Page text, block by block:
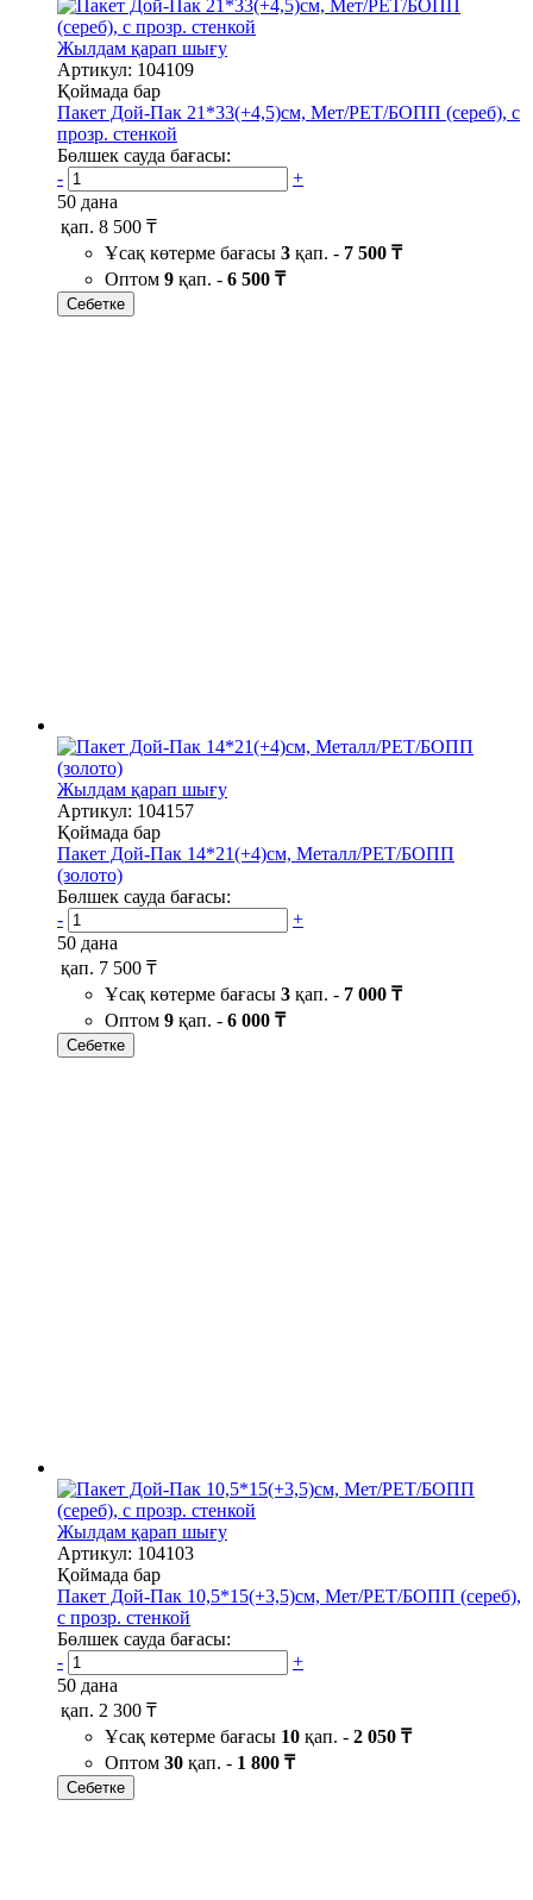
Жылдам қарап шығу
Артикул: 104109
Қоймада бар
Пакет Дой-Пак 21*33(+4,5)см, Мет/PET/БОПП (сереб), с
прозр. стенкой
Бөлшек сауда бағасы:
-
+
50 дана
қап. 8 500 ₸
Ұсақ көтерме бағасы 3 қап. - 7 500 ₸
Оптом 9 қап. - 6 500 ₸
Себетке
Жылдам қарап шығу
Артикул: 104157
Қоймада бар
Пакет Дой-Пак 14*21(+4)см, Металл/PET/БОПП
(золото)
Бөлшек сауда бағасы:
-
+
50 дана
қап. 7 500 ₸
Ұсақ көтерме бағасы 3 қап. - 7 000 ₸
Оптом 9 қап. - 6 000 ₸
Себетке
Жылдам қарап шығу
Артикул: 104103
Қоймада бар
Пакет Дой-Пак 10,5*15(+3,5)см, Мет/PET/БОПП (сереб),
с прозр. стенкой
Бөлшек сауда бағасы:
-
+
50 дана
қап. 2 300 ₸
Ұсақ көтерме бағасы 10 қап. - 2 050 ₸
Оптом 30 қап. - 1 800 ₸
Себетке